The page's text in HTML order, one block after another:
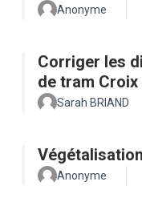
Anonyme
Corriger les
de tram
Sarah BRIAND
Anonyme